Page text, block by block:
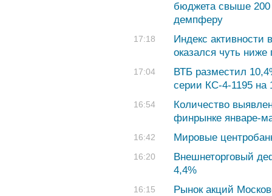
бюджета свыше
демпферу
17:18
Индекс
оказался чуть ниже
17:04
ВТБ разместил
серии КС-4-1195 на
16:54
Количество
финрынке январе-
16:42 Мировые
16:20
Внешнеторговый
4,4%
16:15
Рынок акций